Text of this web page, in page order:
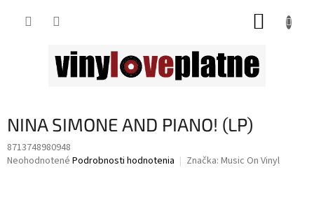
NINA SIMONE AND PIANO! (LP)
8713748980948
Priemerné
Neohodnotené Podrobnosti hodnotenia Značka: Music On Vinyl